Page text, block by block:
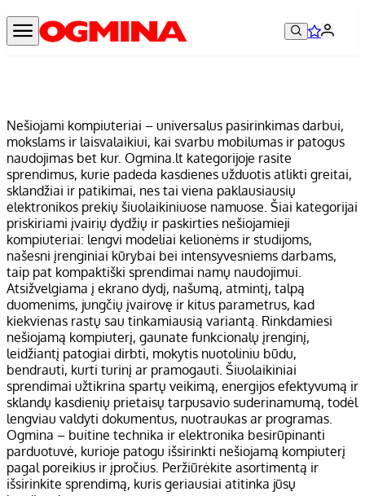
Nešiojami kompiuteriai – universalus pasirinkimas darbui,
mokslams ir laisvalaikiui, kai svarbu mobilumas ir patogus
naudojimas bet kur. Ogmina.lt kategorijoje rasite
sprendimus, kurie padeda kasdienes užduotis atlikti greitai,
sklandžiai ir patikimai, nes tai viena paklausiausių
elektronikos prekių šiuolaikiniuose namuose. Šiai kategorijai
priskiriami įvairių dydžių ir paskirties nešiojamieji
kompiuteriai: lengvi modeliai kelionėms ir studijoms,
našesni įrenginiai kūrybai bei intensyvesniems darbams,
taip pat kompaktiški sprendimai namų naudojimui.
Atsižvelgiama į ekrano dydį, našumą, atmintį, talpą
duomenims, jungčių įvairovę ir kitus parametrus, kad
kiekvienas rastų sau tinkamiausią variantą. Rinkdamiesi
nešiojamą kompiuterį, gaunate funkcionalų įrenginį,
leidžiantį patogiai dirbti, mokytis nuotoliniu būdu,
bendrauti, kurti turinį ar pramogauti. Šiuolaikiniai
sprendimai užtikrina spartų veikimą, energijos efektyvumą ir
sklandų kasdienių prietaisų tarpusavio suderinamumą, todėl
lengviau valdyti dokumentus, nuotraukas ar programas.
Ogmina – buitine technika ir elektronika besirūpinanti
parduotuvė, kurioje patogu išsirinkti nešiojamą kompiuterį
pagal poreikius ir įpročius. Peržiūrėkite asortimentą ir
išsirinkite sprendimą, kuris geriausiai atitinka jūsų